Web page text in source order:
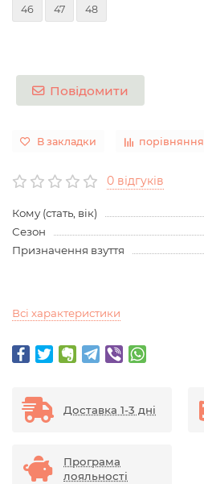
46 47 48
Повідомити
В закладки порівняння
0 відгуків
Кому (стать, вік)
Сезон
Призначення взуття
Всі характеристики
Доставка 1-3 дні
Програма
лояльності